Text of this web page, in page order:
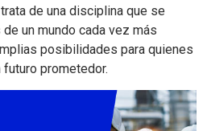
de una disciplina que se
un mundo cada vez más
posibilidades para quienes
futuro prometedor.